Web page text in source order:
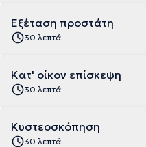
Εξέταση προστάτη
30 λεπτά
Κατ' οίκον επίσκεψη
30 λεπτά
Κυστεοσκόπηση
30 λεπτά